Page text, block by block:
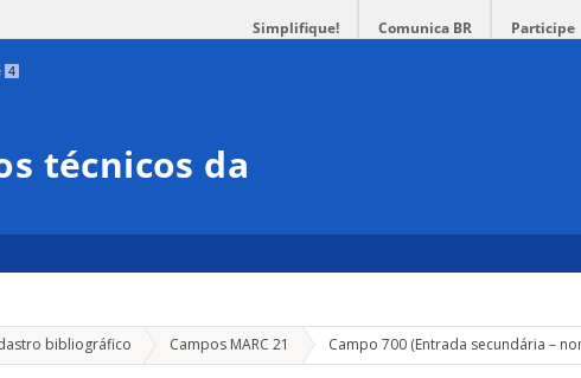
Simplifique! Comunica BR Participe
4
técnicos da
bibliográfico Campos MARC 21 Campo 700 (Entrada secundária –